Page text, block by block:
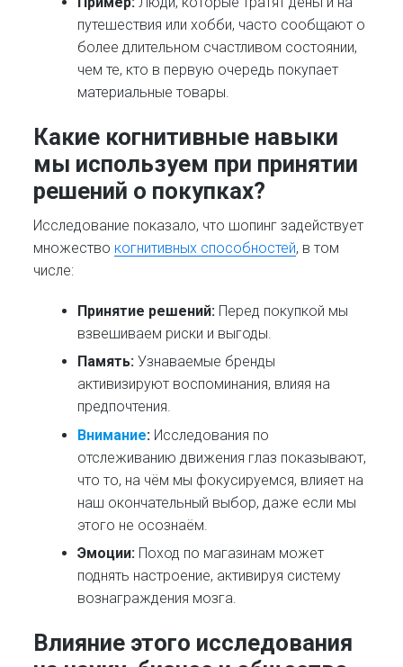
путешествия или хобби, часто сообщают о
более длительном счастливом состоянии,
чем те, кто в первую очередь покупает
материальные товары.
Какие когнитивные навыки
мы используем при принятии
решений о покупках?
Исследование показало, что шопинг задействует
множество когнитивных способностей, в том
числе:
Принятие решений: Перед покупкой мы
взвешиваем риски и выгоды.
Память: Узнаваемые бренды
активизируют воспоминания, влияя на
предпочтения.
Внимание: Исследования по
отслеживанию движения глаз показывают,
что то, на чём мы фокусируемся, влияет на
наш окончательный выбор, даже если мы
этого не осознаём.
Эмоции: Поход по магазинам может
поднять настроение, активируя систему
вознаграждения мозга.
Влияние этого исследования